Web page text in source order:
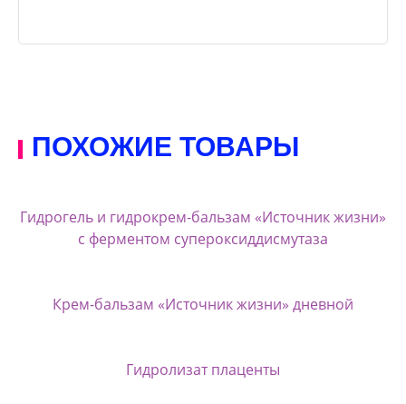
ПОХОЖИЕ ТОВАРЫ
Гидрогель и гидрокрем-бальзам «Источник жизни»
с ферментом супероксиддисмутаза
Крем-бальзам «Источник жизни» дневной
Гидролизат плаценты